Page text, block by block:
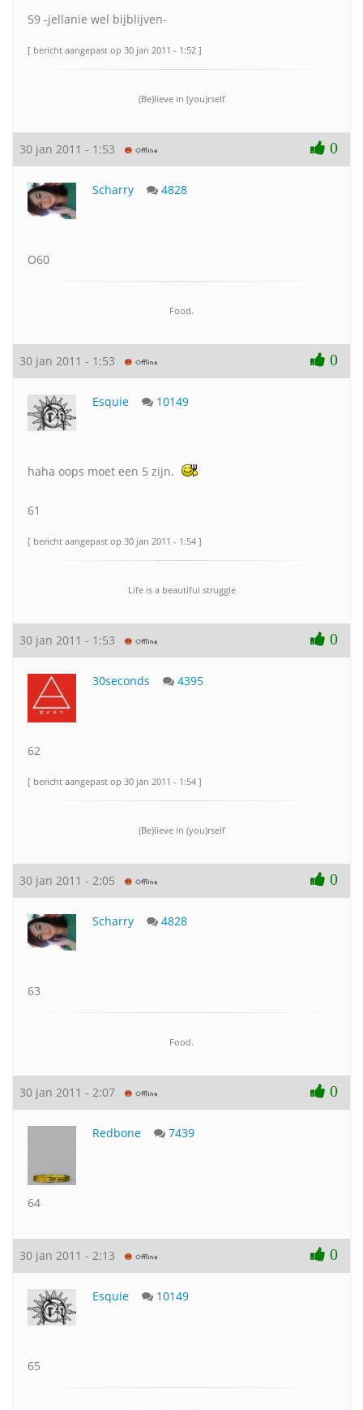
59 -jellanie wel bijblijven-
[ bericht aangepast op 30 jan 2011 - 1:52 ]
(Be)lieve in (you)rself
30 jan 2011 - 1:53 0
Scharry 4828
O60
Food.
30 jan 2011 - 1:53 0
Esquie 10149
haha oops moet een 5 zijn.
61
[ bericht aangepast op 30 jan 2011 - 1:54 ]
Life is a beautiful struggle
30 jan 2011 - 1:53 0
30seconds 4395
62
[ bericht aangepast op 30 jan 2011 - 1:54 ]
(Be)lieve in (you)rself
30 jan 2011 - 2:05 0
Scharry 4828
63
Food.
30 jan 2011 - 2:07 0
Redbone 7439
64
30 jan 2011 - 2:13 0
Esquie 10149
65